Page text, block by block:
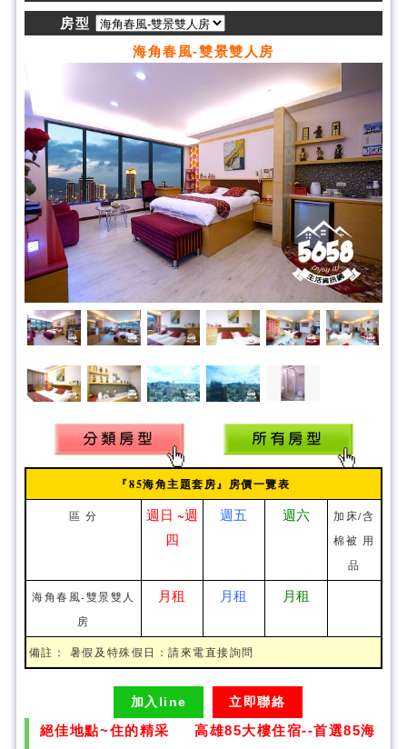
房型
海角春風-雙景雙人房
『85海角主題套房』房價一覽表
區 分
週日 ~週
四
週五 週六
加床/含
棉被 用
品
海角春風-雙景雙人
房
月租 月租 月租
備註： 暑假及特殊假日：請來電直接詢問
加入line 立即聯絡
絕佳地點~住的精采 高雄85大樓住宿--首選85海